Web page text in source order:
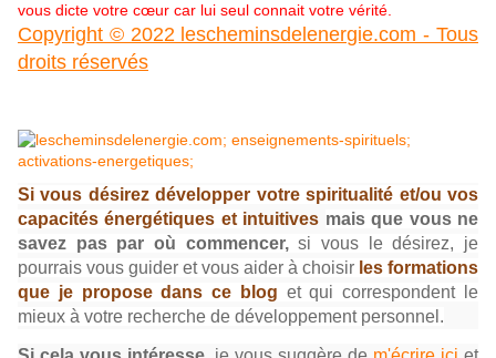
vous dicte votre cœur car lui seul connait votre vérité.
Copyright © 2022 lescheminsdelenergie.com - Tous
droits réservés
Si vous désirez développer votre spiritualité et/ou vos
capacités énergétiques et intuitives mais que vous ne
savez pas par où commencer,si vous le désirez, je
pourrais vous guider et vous aider à choisir les formations
que je propose dans ce blog et qui correspondent le
mieux à votre recherche de développement personnel.